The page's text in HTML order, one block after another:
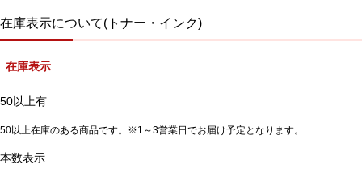
在庫表示について(トナー・インク)
在庫表示
50以上有
50以上在庫のある商品です。※1～3営業日でお届け予定となります。
本数表示